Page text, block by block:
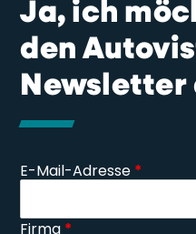
Ja, ich
den
Newsletter